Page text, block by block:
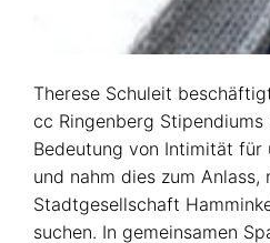
Therese Schuleit
cc Ringenberg
Bedeutung von Intimität für
und nahm dies zum Anlass,
Stadtgesellschaft
suchen. In gemeinsamen